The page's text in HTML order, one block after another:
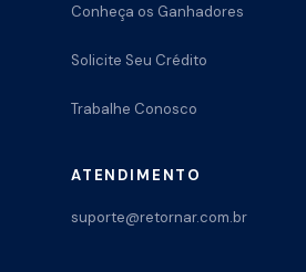
Conheça os Ganhadores
Solicite Seu Crédito
Trabalhe Conosco
ATENDIMENTO
suporte@retornar.com.br